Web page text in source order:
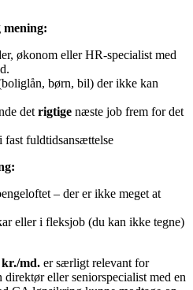
økonom eller HR-specialist med
børn, bil) der ikke kan
det rigtige næste job frem for det
fast fuldtidsansættelse
– der er ikke meget at
eller i fleksjob (du kan ikke tegne)
kr./md. er særligt relevant for
eller seniorspecialist med en